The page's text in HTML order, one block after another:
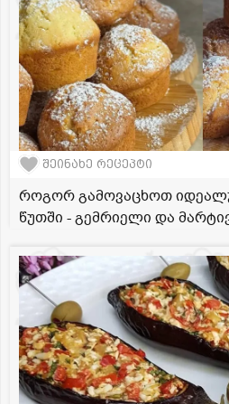
შეინახე რეცეპტი
როგორ გამოვაცხოთ
წუთში - გემრიელი და